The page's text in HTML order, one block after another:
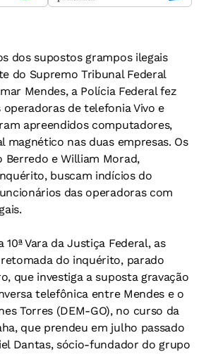
dos supostos grampos ilegais
do Supremo Tribunal Federal
Mendes, a Polícia Federal fez
de telefonia Vivo e
apreendidos computadores,
magnético nas duas empresas. Os
Berredo e William Morad,
buscam indícios do
das operadoras com
Vara da Justiça Federal, as
do inquérito, parado
que investiga a suposta gravação
telefônica entre Mendes e o
Torres (DEM-GO), no curso da
que prendeu em julho passado
Dantas, sócio-fundador do grupo